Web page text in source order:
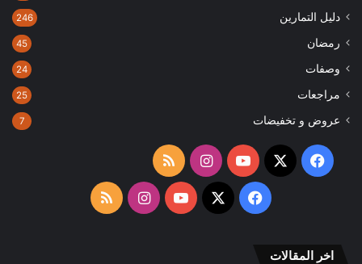
دليل التمارين 246
رمضان 45
وصفات 24
مراجعات 25
عروض و تخفيضات 7
فيسبوك
‫X
‫YouTubeانستقرامملخص
الموقع
فيسبوك
‫X
‫YouTubeانستقرامملخص
اخر المقالات